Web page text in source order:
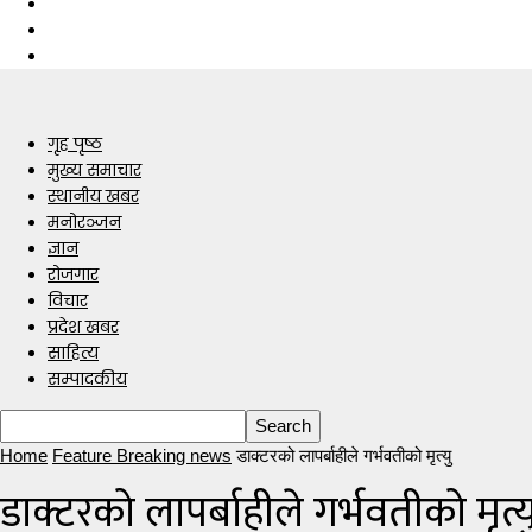
गृह पृष्ठ
मुख्य समाचार
स्थानीय खबर
मनोरञ्जन
ज्ञान
रोजगार
विचार
प्रदेश खबर
साहित्य
सम्पादकीय
Home Feature Breaking news डाक्टरको लापर्बाहीले गर्भवतीको मृत्यु
डाक्टरको लापर्बाहीले गर्भवतीको